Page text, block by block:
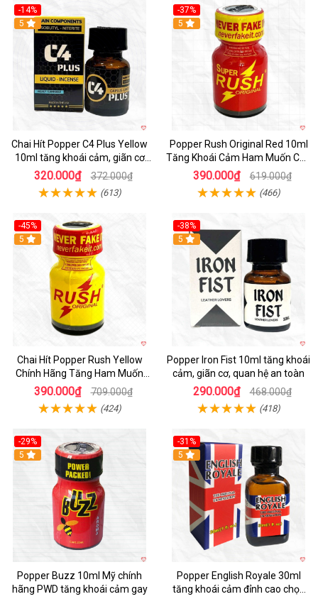
-14%
5
Chai Hít Popper C4 Plus Yellow
10ml tăng khoái cảm, giãn cơ
nhanh, nhập Mỹ
320.000₫ 372.000₫
(613)
-37%
5
Popper Rush Original Red 10ml
Tăng Khoái Cảm Ham Muốn Cực
Mạnh
390.000₫ 619.000₫
(466)
-45%
5
Chai Hít Popper Rush Yellow
Chính Hãng Tăng Ham Muốn
10ml
390.000₫ 709.000₫
(424)
-38%
5
Popper Iron Fist 10ml tăng khoái
cảm, giãn cơ, quan hệ an toàn
290.000₫ 468.000₫
(418)
-29%
5
Popper Buzz 10ml Mỹ chính
hãng PWD tăng khoái cảm gay
-31%
5
Popper English Royale 30ml
tăng khoái cảm đỉnh cao chọn